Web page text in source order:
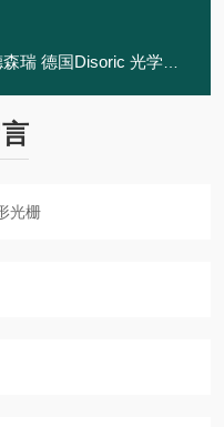
Disoric 光学传感器 叉形光栅